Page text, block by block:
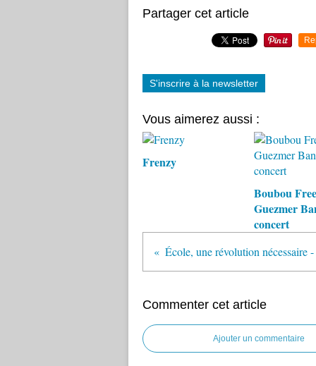
Partager cet article
S'inscrire à la newsletter
Vous aimerez aussi :
Frenzy
Boubou Free
Guezmer
concert
Commenter cet article
Ajouter un commentaire